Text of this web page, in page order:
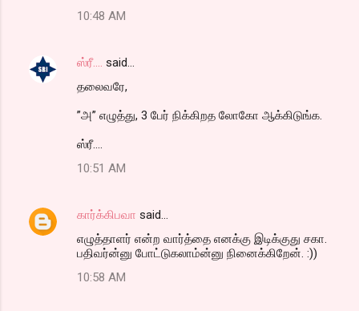
e
10:48 AM
ஸ்ரீ....
said…
தலைவரே,
”அ” எழுத்து, 3 பேர் நிக்கிறத லோகோ ஆக்கிடுங்க.
ஸ்ரீ....
10:51 AM
கார்க்கிபவா said…
எழுத்தாளர் என்ற வார்த்தை எனக்கு இடிக்குது சகா.
பதிவர்ன்னு போட்டுகலாம்ன்னு நினைக்கிறேன். :))
10:58 AM